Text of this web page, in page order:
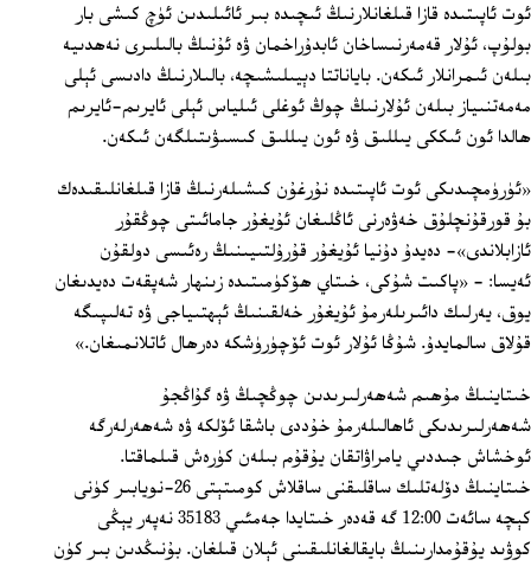
ئوت ئاپىتىدە قازا قىلغانلارنىڭ ئىچىدە بىر ئائىلىدىن ئۈچ كىشى بار
بولۇپ، ئۇلار قەمەرنىساخان ئابدۇراخمان ۋە ئۇنىڭ بالىلىرى نەھدىيە
بىلەن ئىمرانلار ئىكەن. باياناتتا دېيىلىشىچە، بالىلارنىڭ دادىسى ئېلى
مەمەتنىياز بىلەن ئۇلارنىڭ چوڭ ئوغلى ئىلياس ئېلى ئايرىم-ئايرىم
ھالدا ئون ئىككى يىللىق ۋە ئون يىللىق كىسىۋىتىلگەن ئىكەن.
«ئۈرۈمچىدىكى ئوت ئاپىتىدە نۇرغۇن كىشىلەرنىڭ قازا قىلغانلىقىدەك
بۇ قورقۇنچلۇق خەۋەرنى ئاڭلىغان ئۇيغۇر جامائىتى چوڭقۇر
ئازابلاندى»- دەيدۇ دۇنيا ئۇيغۇر قۇرۇلتىيىنىڭ رەئىسى دولقۇن
ئەيسا: - «پاكىت شۇكى، خىتاي ھۆكۈمىتىدە زىنھار شەپقەت دەيدىغان
يوق، يەرلىك دائىرىلەرمۇ ئۇيغۇر خەلقىنىڭ ئېھتىياجى ۋە تەلىپىگە
قۇلاق سالمايدۇ. شۇڭا ئۇلار ئوت ئۆچۈرۈشكە دەرھال ئاتلانمىغان.»
خىتاينىڭ مۇھىم شەھەرلىرىدىن چوڭچىڭ ۋە گۇاڭجۇ
شەھەرلىرىدىكى ئاھالىلەرمۇ خۇددى باشقا ئۆلكە ۋە شەھەرلەرگە
ئوخشاش جىددىي يامراۋاتقان يۇقۇم بىلەن كۈرەش قىلماقتا.
خىتاينىڭ دۆلەتلىك ساقلىقنى ساقلاش كومىتېتى 26-نويابىر كۈنى
كېچە سائەت 12:00 گە قەدەر خىتايدا جەمئىي 35183 نەپەر يېڭى
كوۋىد يۇقۇمدارىنىڭ بايقالغانلىقىنى ئېلان قىلغان. بۇنىڭدىن بىر كۈن